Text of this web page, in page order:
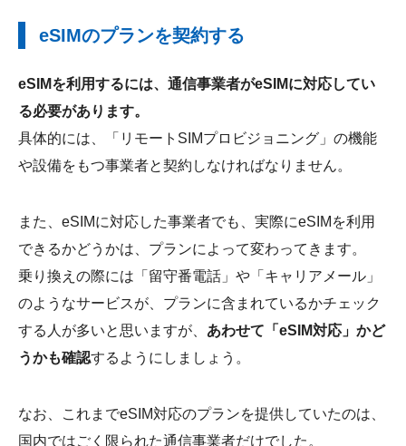
eSIMのプランを契約する
eSIMを利用するには、通信事業者がeSIMに対応してい
る必要があります。
具体的には、「リモートSIMプロビジョニング」の機能
や設備をもつ事業者と契約しなければなりません。
また、eSIMに対応した事業者でも、実際にeSIMを利用
できるかどうかは、プランによって変わってきます。
乗り換えの際には「留守番電話」や「キャリアメール」
のようなサービスが、プランに含まれているかチェック
する人が多いと思いますが、 あわせて「eSIM対応」かど
うかも確認するようにしましょう。
なお、これまでeSIM対応のプランを提供していたのは、
国内ではごく限られた通信事業者だけでした。